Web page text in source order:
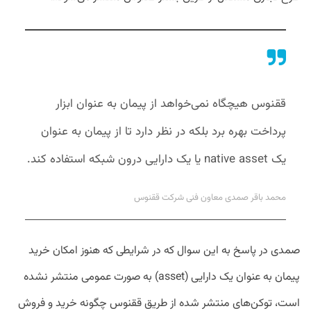
ققنوس هیچگاه نمی‌خواهد از پیمان به عنوان ابزار
پرداخت بهره برد بلکه در نظر دارد تا از پیمان به عنوان
یک native asset یا یک دارایی درون شبکه استفاده کند.
محمد باقر صمدی معاون فنی شرکت ققنوس
صمدی در پاسخ به این سوال که در شرایطی که هنوز امکان خرید
پیمان به عنوان یک دارایی (asset) به صورت عمومی منتشر نشده
است، توکن‌های منتشر شده از طریق ققنوس چگونه خرید و فروش